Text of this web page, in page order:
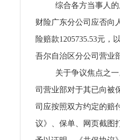
综合各方当事人
财险广东分公司应否向
险赔款1205735.53元，
吾尔自治区分公司营业
关于争议焦点之
司营业部对于其已向被
司应按照双方约定的赔
议》、保单、网页截图